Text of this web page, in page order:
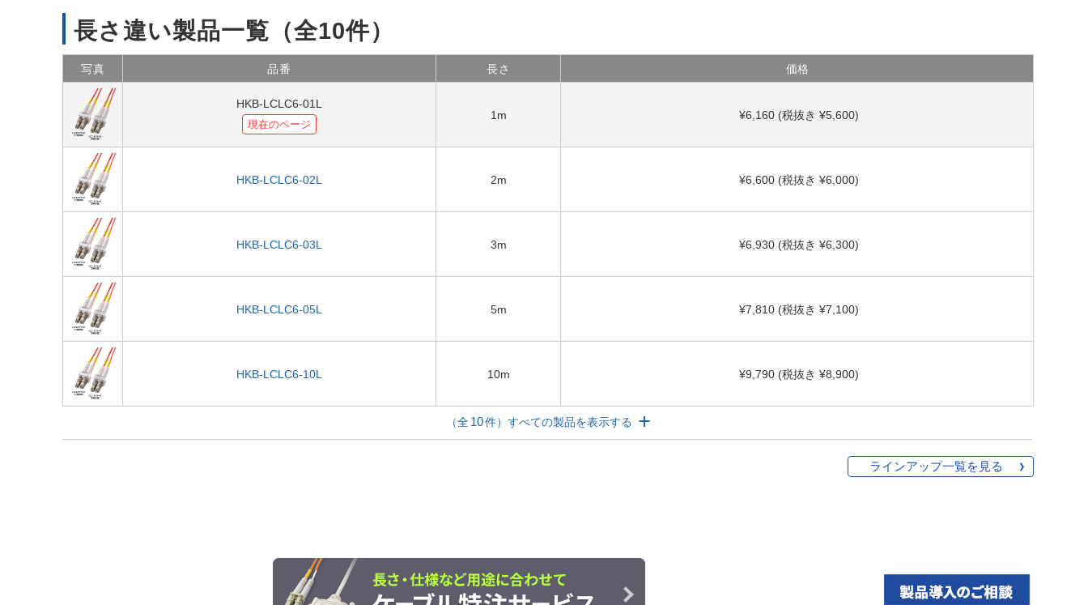
長さ違い製品一覧 （全10件）
写真 品番 長さ 価格
HKB-LCLC6-01L
現在のページ
1m ¥6,160 (税抜き ¥5,600)
HKB-LCLC6-02L 2m ¥6,600 (税抜き ¥6,000)
HKB-LCLC6-03L 3m ¥6,930 (税抜き ¥6,300)
HKB-LCLC6-05L 5m ¥7,810 (税抜き ¥7,100)
HKB-LCLC6-10L 10m ¥9,790 (税抜き ¥8,900)
（全 10件）すべての製品を表示する
ラインアップ一覧を見る